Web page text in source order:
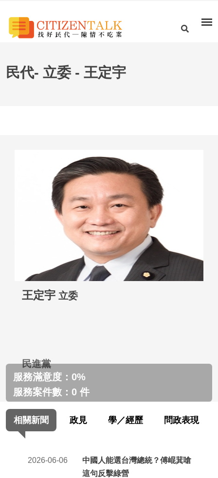
民代- 立委 - 王定宇
王定宇 立委
民進黨
服務滿意度：0%
服務案件數：0 件
相關新聞 政見 學／經歷 問政表現
2026-06-06
中國人能選台灣總統？傅崐萁嗆
這句反擊綠營